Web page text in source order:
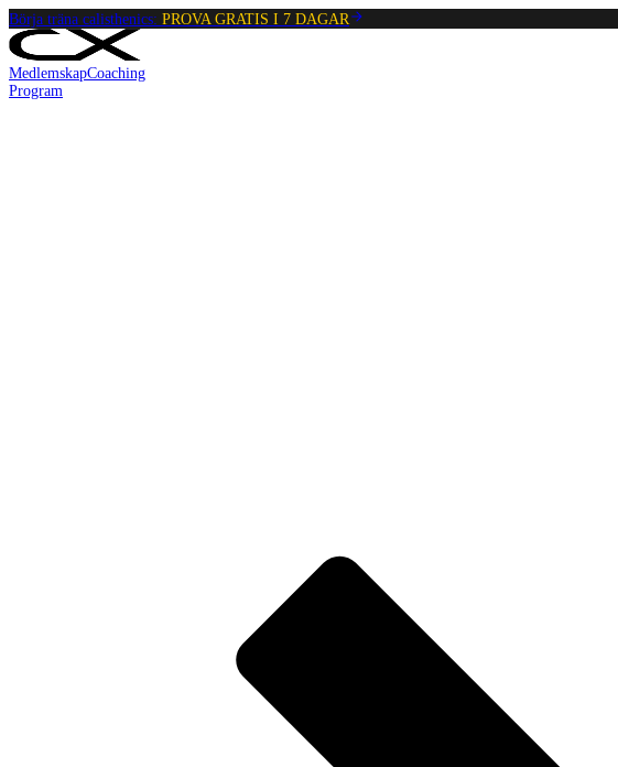
Börja träna calisthenics: PROVA GRATIS I 7 DAGAR
MedlemskapCoaching
Program